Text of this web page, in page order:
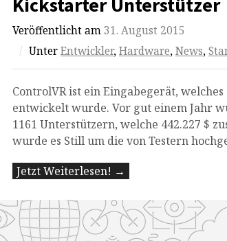
Veröffentlicht am31. August 2015
/ UnterEntwickler,Hardware,News,
ControlVR ist ein Eingabegerät,
entwickelt wurde. Vor gut einem Jahr
1161 Unterstützern, welche 442.227 $
wurde es Still um die von Testern
Jetzt Weiterlesen! →